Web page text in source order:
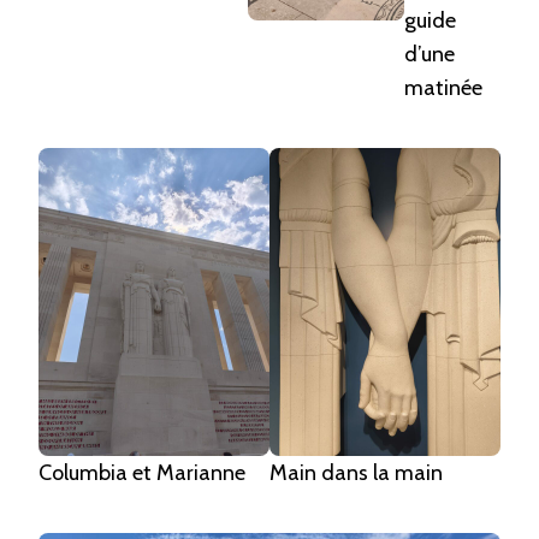
guide
d’une
matinée
Columbia et Marianne Main dans la main